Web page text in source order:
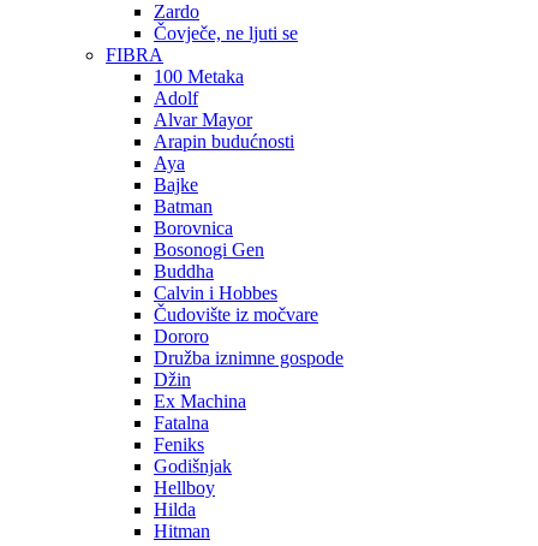
Zardo
Čovječe, ne ljuti se
FIBRA
100 Metaka
Adolf
Alvar Mayor
Arapin budućnosti
Aya
Bajke
Batman
Borovnica
Bosonogi Gen
Buddha
Calvin i Hobbes
Čudovište iz močvare
Dororo
Družba iznimne gospode
Džin
Ex Machina
Fatalna
Feniks
Godišnjak
Hellboy
Hilda
Hitman